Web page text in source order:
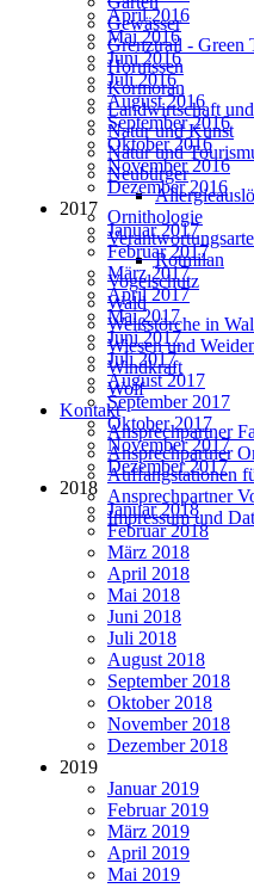
Gewässer
Grenztrail - Green
Hornissen
Kormoran
Landwirtschaft
Natur und Kunst
Natur und
Neubürger
Ornithologie
Rotmilan
Vogelschutz
Wald
Weißstörche in
Wiesen und
Windkraft
Wolf
Kontakt
Ansprechpartner
Ansprechpartner
Auffangstationen
Ansprechpartner
Impressum und
April 2016
Mai 2016
Juni 2016
Juli 2016
August 2016
September 2016
Oktober 2016
November 2016
Dezember 2016
2017
Januar 2017
Februar 2017
März 2017
April 2017
Mai 2017
Juni 2017
Juli 2017
August 2017
September 2017
Oktober 2017
November 2017
Dezember 2017
2018
Januar 2018
Februar 2018
März 2018
April 2018
Mai 2018
Juni 2018
Juli 2018
August 2018
September 2018
Oktober 2018
November 2018
Dezember 2018
2019
Januar 2019
Februar 2019
März 2019
April 2019
Mai 2019